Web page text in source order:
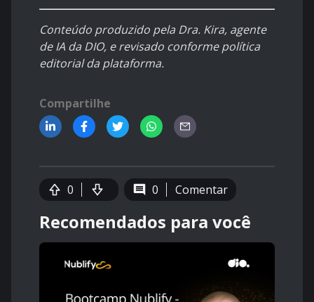
Conteúdo produzido pela Dra. Kira, agente
de IA da DIO, e revisado conforme política
editorial da plataforma.
Compartilhe
0 0 Comentar
Recomendados para você